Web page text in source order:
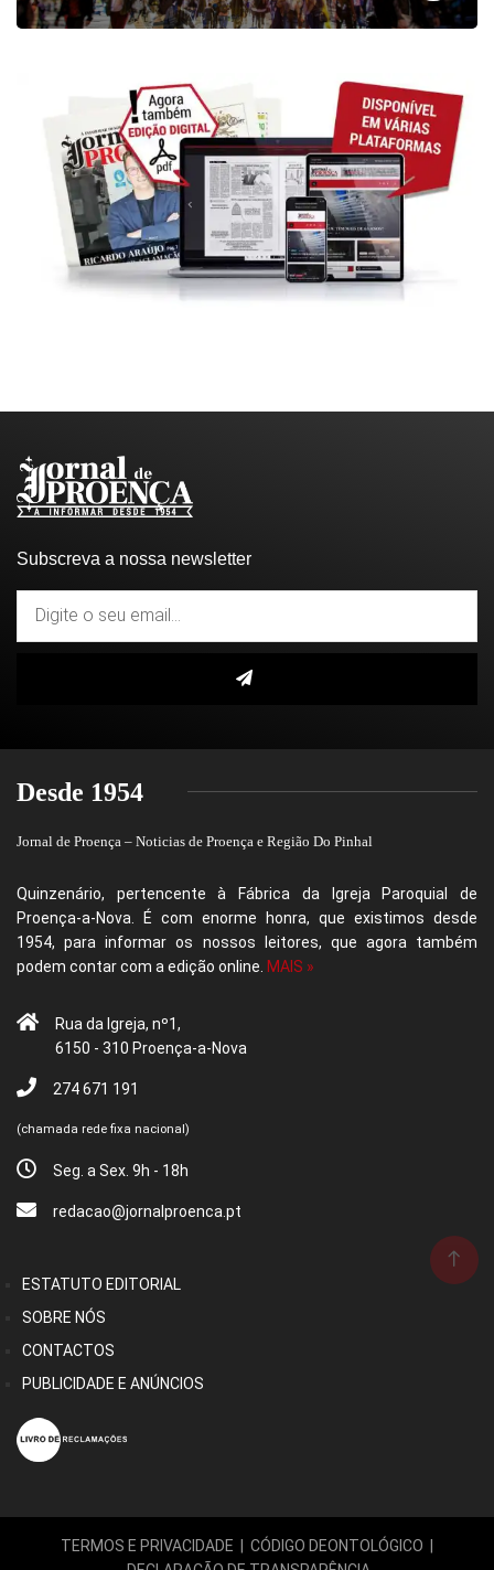
Subscreva a nossa newsletter
Desde 1954
Jornal de Proença – Noticias de Proença e Região Do Pinhal
Quinzenário, pertencente à Fábrica da Igreja Paroquial de
Proença-a-Nova. É com enorme honra, que existimos desde
1954, para informar os nossos leitores, que agora também
podem contar com a edição online. MAIS »
Rua da Igreja, nº1,
6150 - 310 Proença-a-Nova
274 671 191
(chamada rede fixa nacional)
Seg. a Sex. 9h - 18h
redacao@jornalproenca.pt
ESTATUTO EDITORIAL
SOBRE NÓS
CONTACTOS
PUBLICIDADE E ANÚNCIOS
TERMOS E PRIVACIDADE | CÓDIGO DEONTOLÓGICO |